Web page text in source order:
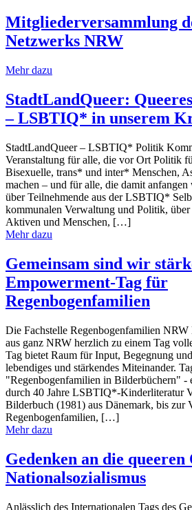
Mitgliederversammlung
Netzwerks NRW
Mehr dazu
StadtLandQueer:
– LSBTIQ* in unserem
StadtLandQueer – LSBTIQ* Politik
Veranstaltung für alle, die vor Ort Politik
Bisexuelle, trans* und inter* Menschen,
machen – und für alle, die damit
über Teilnehmende aus der LSBTIQ*
kommunalen Verwaltung und Politik,
Aktiven und Menschen, […]
Mehr dazu
Gemeinsam sind wir
Empowerment-Tag für
Regenbogenfamilien
Die Fachstelle Regenbogenfamilien NRW
aus ganz NRW herzlich zu einem Tag
Tag bietet Raum für Input, Begegnung
lebendiges und stärkendes Miteinander.
"Regenbogenfamilien in Bilderbüchern" -
durch 40 Jahre LSBTIQ*-Kinderliteratur
Bilderbuch (1981) aus Dänemark, bis zur
Regenbogenfamilien, […]
Mehr dazu
Gedenken an die queeren
Nationalsozialismus
Anlässlich des Internationalen Tags des